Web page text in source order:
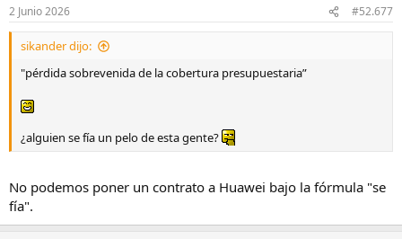
2 Junio 2026 #52.677
sikander dijo:
"pérdida sobrevenida de la cobertura presupuestaria”
¿alguien se fía un pelo de esta gente?
No podemos poner un contrato a Huawei bajo la fórmula "se
fía".